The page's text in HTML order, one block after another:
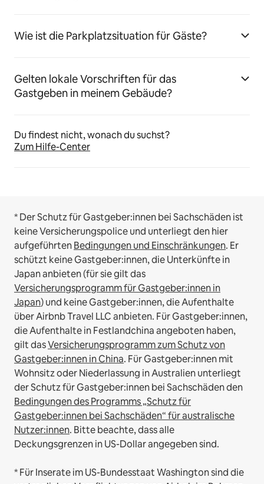
Wie ist die Parkplatzsituation für Gäste?
Gelten lokale Vorschriften für das
Gastgeben in meinem Gebäude?
Du findest nicht, wonach du suchst?
Zum Hilfe-Center
* Der Schutz für Gastgeber:innen bei Sachschäden ist
keine Versicherungspolice und unterliegt den hier
aufgeführtenBedingungen und Einschränkungen. Er
schützt keine Gastgeber:innen, die Unterkünfte in
Japan anbieten (für sie gilt das
Versicherungsprogramm für Gastgeber:innen in
Japan) und keine Gastgeber:innen, die Aufenthalte
über Airbnb Travel LLC anbieten. Für Gastgeber:innen,
die Aufenthalte in Festlandchina angeboten haben,
gilt dasVersicherungsprogramm zum Schutz von
Gastgeber:innen in China. Für Gastgeber:innen mit
Wohnsitz oder Niederlassung in Australien unterliegt
der Schutz für Gastgeber:innen bei Sachschäden den
Bedingungen des Programms „Schutz für
Gastgeber:innen bei Sachschäden“ für australische
Nutzer:innen. Bitte beachte, dass alle
Deckungsgrenzen in US-Dollar angegeben sind.
* Für Inserate im US-Bundesstaat Washington sind die